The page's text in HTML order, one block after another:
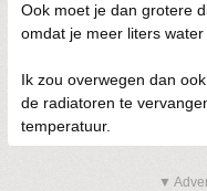
Ook moet je dan grotere
omdat je meer liters
Ik zou overwegen dan
de radiatoren te
temperatuur.
▼